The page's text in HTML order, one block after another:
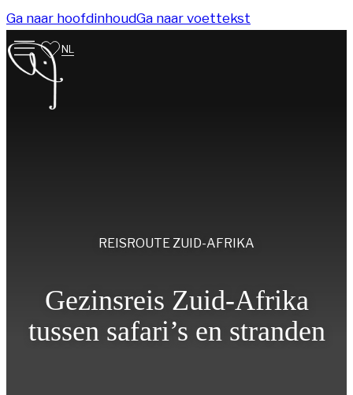
Ga naar hoofdinhoudGa naar voettekst
NL
REISROUTEZUID-AFRIKA
Gezinsreis Zuid-Afrika
tussen safari’s en stranden